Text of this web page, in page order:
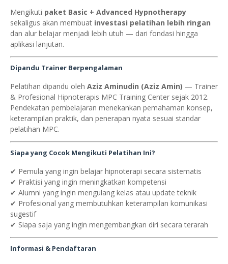
Mengikuti paket Basic + Advanced Hypnotherapy
sekaligus akan membuat investasi pelatihan lebih ringan
dan alur belajar menjadi lebih utuh — dari fondasi hingga
aplikasi lanjutan.
Dipandu Trainer Berpengalaman
Pelatihan dipandu oleh Aziz Aminudin (Aziz Amin) — Trainer
& Profesional Hipnoterapis MPC Training Center sejak 2012.
Pendekatan pembelajaran menekankan pemahaman konsep,
keterampilan praktik, dan penerapan nyata sesuai standar
pelatihan MPC.
Siapa yang Cocok Mengikuti Pelatihan Ini?
✔ Pemula yang ingin belajar hipnoterapi secara sistematis
✔ Praktisi yang ingin meningkatkan kompetensi
✔ Alumni yang ingin mengulang kelas atau update teknik
✔ Profesional yang membutuhkan keterampilan komunikasi
sugestif
✔ Siapa saja yang ingin mengembangkan diri secara terarah
Informasi & Pendaftaran